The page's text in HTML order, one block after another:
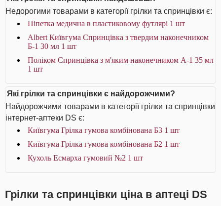
Недорогими товарами в категорії грілки та спринцівки є:
Піпетка медична в пластиковому футлярі 1 шт
Albert Київгума Спринцівка з твердим наконечником
Б-1 30 мл 1 шт
Поліком Спринцівка з м'яким наконечником А-1 35 мл
1 шт
Які грілки та спринцівки є найдорожчими?
Найдорожчими товарами в категорії грілки та спринцівки
інтернет-аптеки DS є:
Київгума Грілка гумова комбінована Б3 1 шт
Київгума Грілка гумова комбінована Б2 1 шт
Кухоль Есмарха гумовий №2 1 шт
Грілки та спринцівки ціна в аптеці DS